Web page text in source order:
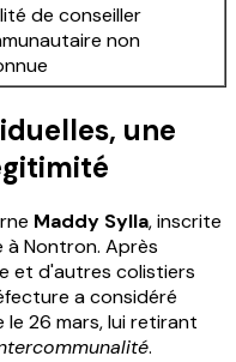
de conseiller
non
une
Maddy Sylla, inscrite
Nontron. Après
et d'autres colistiers
a considéré
26 mars, lui retirant
.